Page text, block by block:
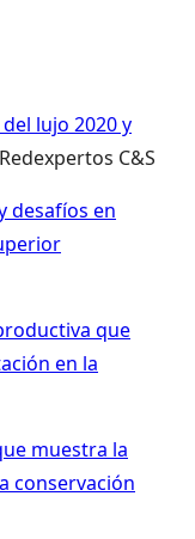
lujo 2020 y
Redexpertos C&S
desafíos en
que
en la
muestra la
conservación